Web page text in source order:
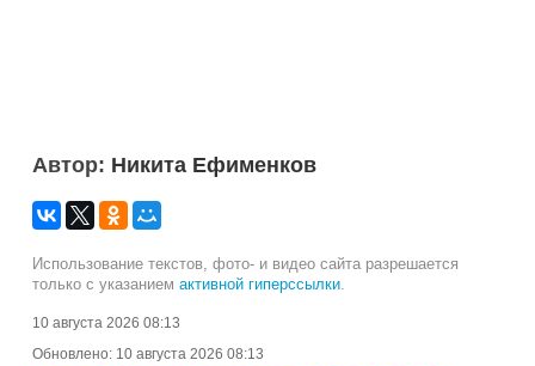
Автор: Никита Ефименков
Использование текстов, фото- и видео сайта разрешается
только с указанием активной гиперссылки.
10 августа 2026 08:13
Обновлено: 10 августа 2026 08:13